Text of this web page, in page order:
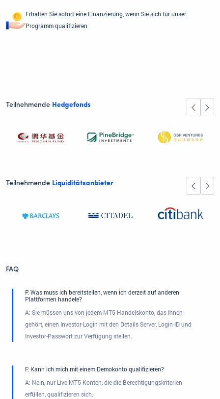
Erhalten Sie sofort eine Finanzierung, wenn Sie sich für unser
Programm qualifizieren
Teilnehmende Hedgefonds
Teilnehmende Liquiditätsanbieter
FAQ
F: Was muss ich bereitstellen, wenn ich derzeit auf anderen
Plattformen handele?
A: Sie müssen uns von jedem MT5-Handelskonto, das Ihnen
gehört, einen Investor-Login mit den Details Server, Login-ID und
Investor-Passwort zur Verfügung stellen.
F: Kann ich mich mit einem Demokonto qualifizieren?
A: Nein, nur Live MT5-Konten, die die Berechtigungskriterien
erfüllen, qualifizieren sich.